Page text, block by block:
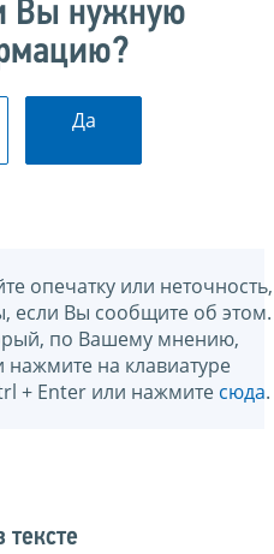
Вы нужную
Да
опечатку или неточность,
если Вы сообщите об этом.
по Вашему мнению,
на клавиатуре
+ Enter или нажмите сюда.